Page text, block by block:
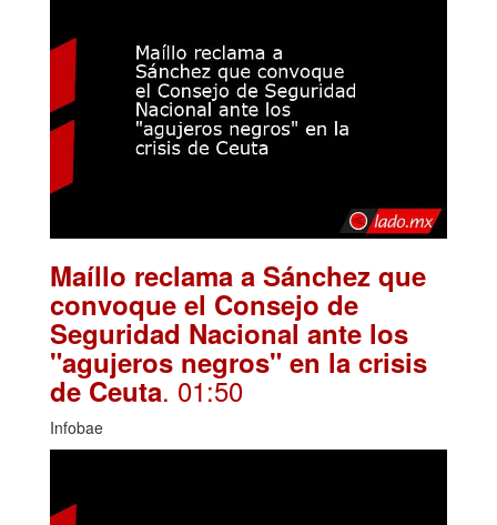
Maíllo reclama a Sánchez que
convoque el Consejo de
Seguridad Nacional ante los
"agujeros negros" en la crisis
de Ceuta. 01:50
Infobae